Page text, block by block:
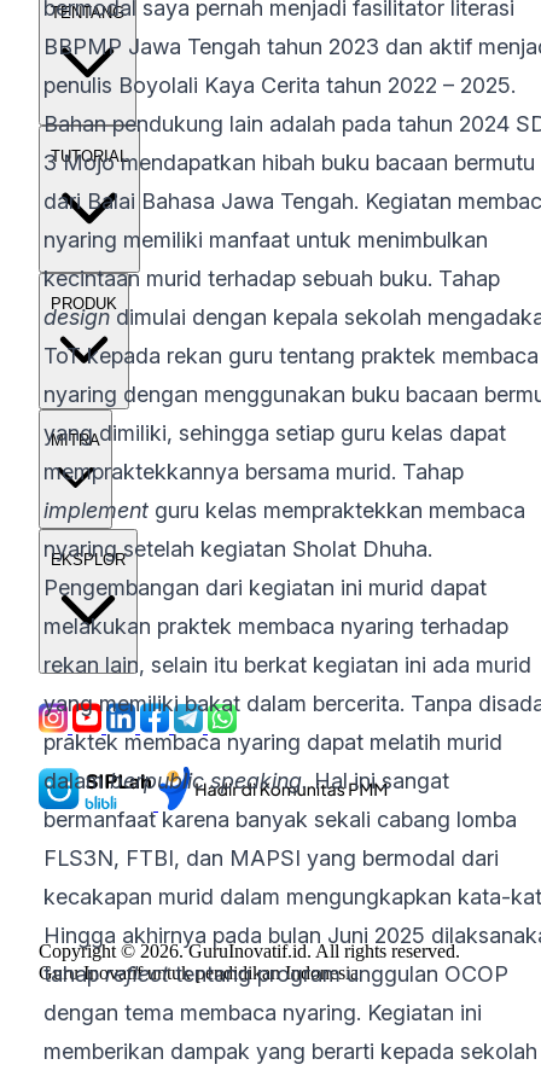
bermodal saya pernah menjadi fasilitator literasi
BBPMP Jawa Tengah tahun 2023 dan aktif
penulis Boyolali Kaya Cerita tahun 2022 – 2025.
Bahan pendukung lain adalah pada tahun 2024
3 Mojo mendapatkan hibah buku bacaan bermutu
dari Balai Bahasa Jawa Tengah. Kegiatan
nyaring memiliki manfaat untuk menimbulkan
kecintaan murid terhadap sebuah buku. Tahap
designdimulai dengan kepala sekolah
ToT kepada rekan guru tentang praktek membaca
nyaring dengan menggunakan buku bacaan
yang dimiliki, sehingga setiap guru kelas dapat
mempraktekkannya bersama murid. Tahap
implement guru kelas mempraktekkan membaca
nyaring setelah kegiatan Sholat Dhuha.
Pengembangan dari kegiatan ini murid dapat
melakukan praktek membaca nyaring terhadap
rekan lain, selain itu berkat kegiatan ini ada murid
yang memiliki bakat dalam bercerita. Tanpa
praktek membaca nyaring dapat melatih murid
dalamberpublic speaking.Hal ini sangat
bermanfaat karena banyak sekali cabang lomba
FLS3N, FTBI, dan MAPSI yang bermodal dari
kecakapan murid dalam mengungkapkan kata-
Hingga akhirnya pada bulan Juni 2025
tahapreflecttentang program unggulan OCOP
dengan tema membaca nyaring. Kegiatan ini
memberikan dampak yang berarti kepada sekolah
TENTANG
TUTORIAL
PRODUK
MITRA
EKSPLOR
Copyright © 2026. GuruInovatif.id. All rights reserved.
Guru Inovatif untuk pendidikan Indonesia